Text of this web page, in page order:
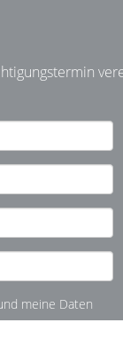
meine Daten